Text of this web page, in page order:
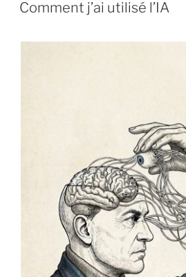
Comment j’ai utilisé l’IA